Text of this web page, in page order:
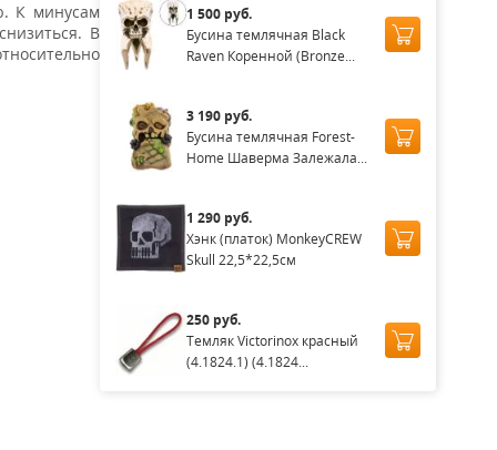
К минусам
В
1 500 руб.
Бусина темлячная Black
Raven Коренной (Bronze...
3 190 руб.
Бусина темлячная Forest-
Home Шаверма Залежала...
1 290 руб.
Хэнк (платок) MonkeyCREW
Skull 22,5*22,5см
250 руб.
Темляк Victorinox красный
(4.1824.1) (4.1824...